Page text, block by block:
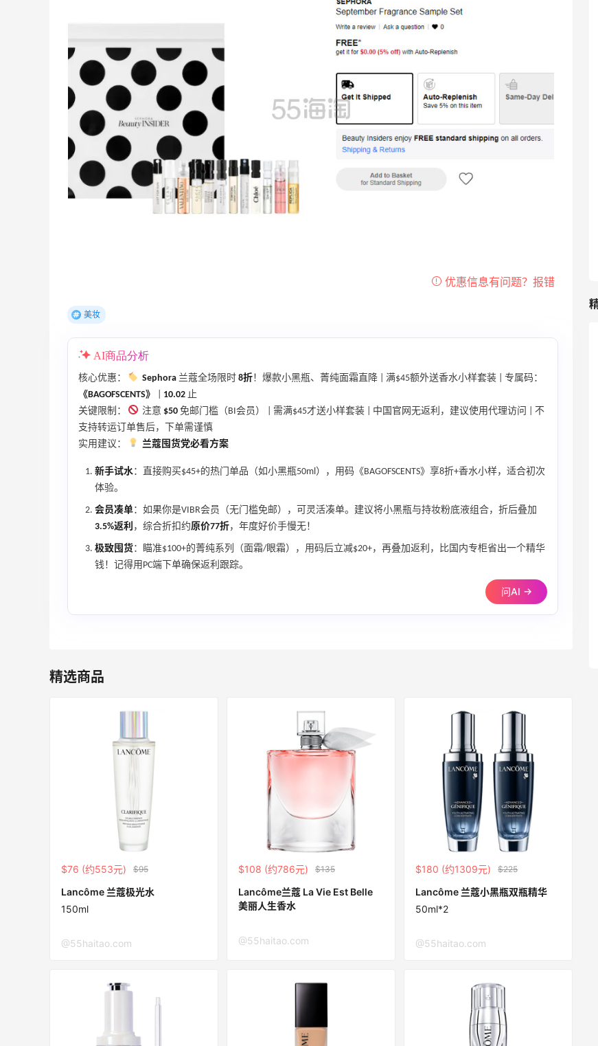
美妆
AI商品分析
核心优惠： Sephora 兰蔻全场限时 8折！爆款小黑瓶、菁纯面霜直降 | 满$45额外送香水小样套装 | 专属码：
《BAGOFSCENTS》
10.02 止
关键限制：
注意 $50 免邮门槛（BI会员） | 需满$45才送小样套装 | 中国官网无返利，建议使用代理访问 | 不
支持转运订单售后，下单需谨慎
实用建议：
兰蔻囤货党必看方案
新手试水：直接购买$45+的热门单品（如小黑瓶50ml），用码《BAGOFSCENTS》享8折+香水小样，适合初次
体验。
会员凑单：如果你是VIBR会员（无门槛免邮），可灵活凑单。建议将小黑瓶与持妆粉底液组合，折后叠加
3.5%返利 ，综合折扣约原价77折，年度好价手慢无！
极致囤货：瞄准$100+的菁纯系列（面霜/眼霜），用码后立减$20+，再叠加返利，比国内专柜省出一个精华
钱！记得用PC端下单确保返利跟踪。
问AI →
精选商品
$76 (约553元) $95
Lancôme 兰蔻极光水
150ml
@55haitao.com
$108 (约786元) $135
Lancôme兰蔻 La Vie Est Belle
美丽人生香水
@55haitao.com
$180 (约1309元) $225
Lancôme 兰蔻小黑瓶双瓶精华
50ml*2
@55haitao.com
62人获得返利
Belly Bandit
4%返利
42人获得返利
TIMEBEAM (US)
最高10%返利
282人获得返利
185人获得返利
COUTR
6%返利
227人获得返利
户外运动防-晒｜蜜丝婷开挂摇摇乐实测
08月06日
Evelom卸妆膏--卸妆膏中的“爱马仕”
08月05日 4
FWRD黑五2026海淘奢侈品折扣力度大
吗？
08月05日
开始？
08月05日
兰蔻粉金管新色212哪个网站可以海淘？
淘宝买柏瑞美定妆喷雾跳55海淘！返利
2.91元